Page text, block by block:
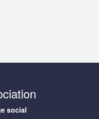
social